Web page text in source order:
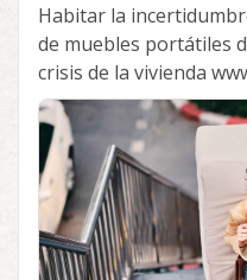
Habitar la
de muebles portátiles
crisis de la vivienda